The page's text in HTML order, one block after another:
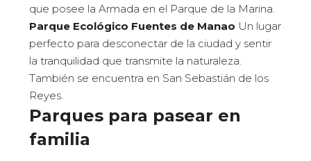
que posee la Armada en el Parque de la Marina.
Parque Ecológico Fuentes de Manao Un lugar
perfecto para desconectar de la ciudad y sentir
la tranquilidad que transmite la naturaleza.
También se encuentra en San Sebastián de los
Reyes.
Parques para pasear en
familia